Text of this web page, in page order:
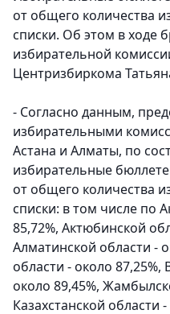
от общего количества
списки. Об этом в ходе
избирательной
Центризбиркома
- Согласно данным,
избирательными
Астана и Алматы, по
избирательные
от общего количества
списки: в том числе по
85,72%, Актюбинской
Алматинской области -
области - около 87,25%,
около 89,45%,
Казахстанской области